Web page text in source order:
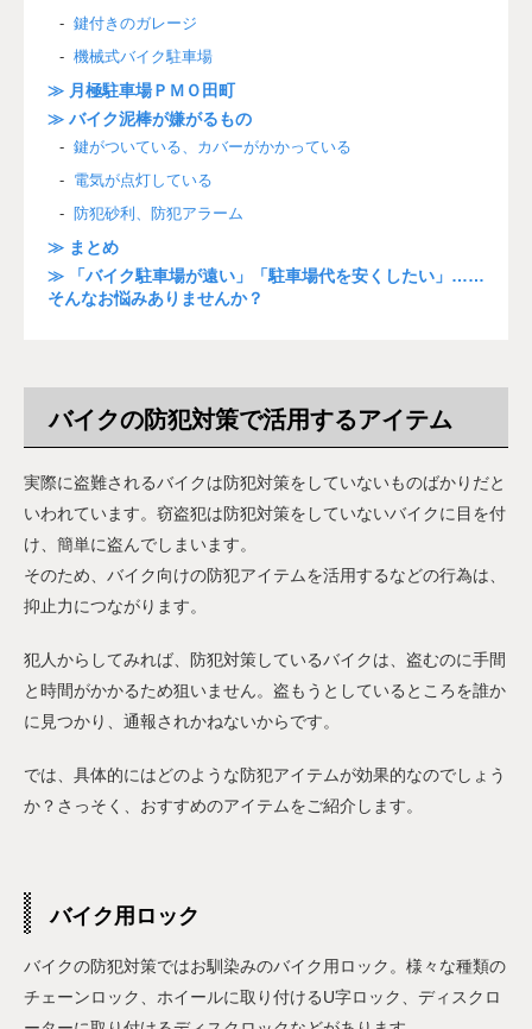
鍵付きのガレージ
機械式バイク駐車場
≫ 月極駐車場ＰＭＯ田町
≫ バイク泥棒が嫌がるもの
鍵がついている、カバーがかかっている
電気が点灯している
防犯砂利、防犯アラーム
≫ まとめ
≫ 「バイク駐車場が遠い」「駐車場代を安くしたい」……
そんなお悩みありませんか？
バイクの防犯対策で活用するアイテム
実際に盗難されるバイクは防犯対策をしていないものばかりだと
いわれています。窃盗犯は防犯対策をしていないバイクに目を付
け、簡単に盗んでしまいます。
そのため、バイク向けの防犯アイテムを活用するなどの行為は、
抑止力につながります。
犯人からしてみれば、防犯対策しているバイクは、盗むのに手間
と時間がかかるため狙いません。盗もうとしているところを誰か
に見つかり、通報されかねないからです。
では、具体的にはどのような防犯アイテムが効果的なのでしょう
か？さっそく、おすすめのアイテムをご紹介します。
バイク用ロック
バイクの防犯対策ではお馴染みのバイク用ロック。様々な種類の
チェーンロック、ホイールに取り付けるU字ロック、ディスクロ